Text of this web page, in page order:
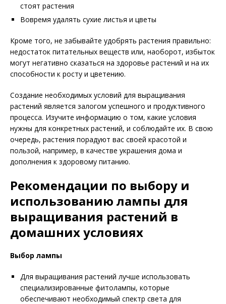
стоят растения
Вовремя удалять сухие листья и цветы
Кроме того, не забывайте удобрять растения правильно:
недостаток питательных веществ или, наоборот, избыток
могут негативно сказаться на здоровье растений и на их
способности к росту и цветению.
Создание необходимых условий для выращивания
растений является залогом успешного и продуктивного
процесса. Изучите информацию о том, какие условия
нужны для конкретных растений, и соблюдайте их. В свою
очередь, растения порадуют вас своей красотой и
пользой, например, в качестве украшения дома и
дополнения к здоровому питанию.
Рекомендации по выбору и
использованию лампы для
выращивания растений в
домашних условиях
Выбор лампы
Для выращивания растений лучше использовать
специализированные фитолампы, которые
обеспечивают необходимый спектр света для